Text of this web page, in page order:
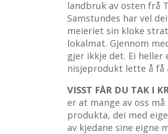
landbruk av osten frå
Samstundes har vel
meieriet sin kloke
lokalmat. Gjennom
gjer ikkje det. Ei heller
nisjeprodukt lette å få
VISST FÅR DU TAK I
er at mange av oss
produkta, dei med
av kjedane sine eigne